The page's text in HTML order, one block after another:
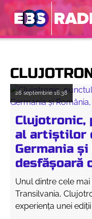
28 septembrie16:38
Clujotronic,
al artiștilor
Germania și
desfășoară
Unul dintre cele
Transilvania,
experiența unei